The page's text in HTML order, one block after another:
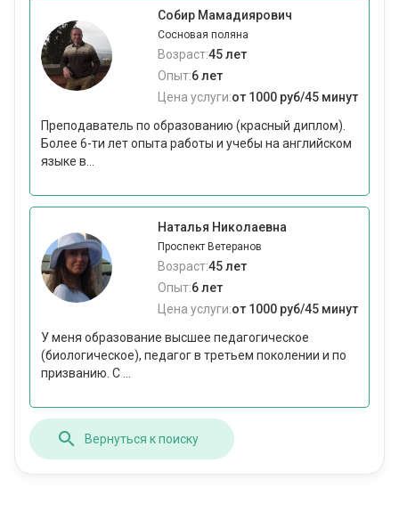
Собир Мамадиярович
Сосновая поляна
Возраст:45 лет
Опыт:6 лет
Цена услуги:от 1000 руб/45 минут
Преподаватель по образованию (красный диплом).
Более 6-ти лет опыта работы и учебы на английском
языке в...
Наталья Николаевна
Проспект Ветеранов
Возраст:45 лет
Опыт:6 лет
Цена услуги:от 1000 руб/45 минут
У меня образование высшее педагогическое
(биологическое), педагог в третьем поколении и по
призванию. С ...
Вернуться к поиску